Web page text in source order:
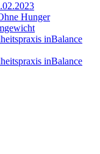
Hunger
inBalance
inBalance